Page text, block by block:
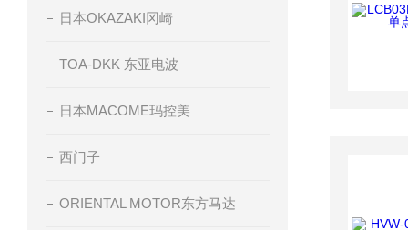
日本OKAZAKI冈崎
TOA-DKK 东亚电波
日本MACOME玛控美
西门子
ORIENTAL MOTOR东方马达